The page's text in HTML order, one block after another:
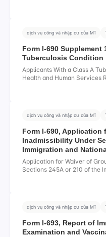
dịch vụ công và nhập cư của Mĩ
Form I-690
Tuberculosis Condition
Applicants With a Class A
Health and Human Services
dịch vụ công và nhập cư của Mĩ
Form I-690,
Inadmissibility Under
Immigration and
Application for Waiver of
Sections 245A or 210 of the
dịch vụ công và nhập cư của Mĩ
Form I-693, Report of
Examination and